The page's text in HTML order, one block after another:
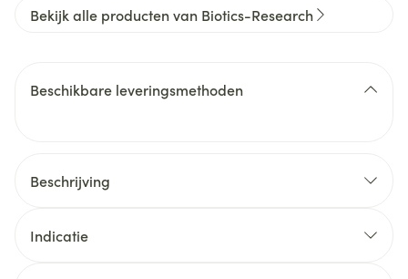
Bekijk alle producten van Biotics-Research
Beschikbare leveringsmethoden
Beschrijving
Indicatie